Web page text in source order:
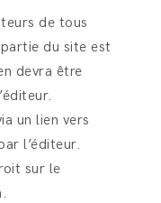
de tous
du site est
devra être
un lien vers
l’éditeur.
sur le